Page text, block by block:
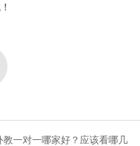
教一对一哪家好？应该看哪几